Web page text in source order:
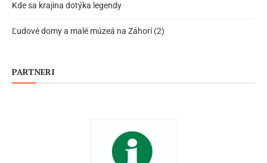
Kde sa krajina dotýka legendy
Ľudové domy a malé múzeá na Záhorí (2)
PARTNERI